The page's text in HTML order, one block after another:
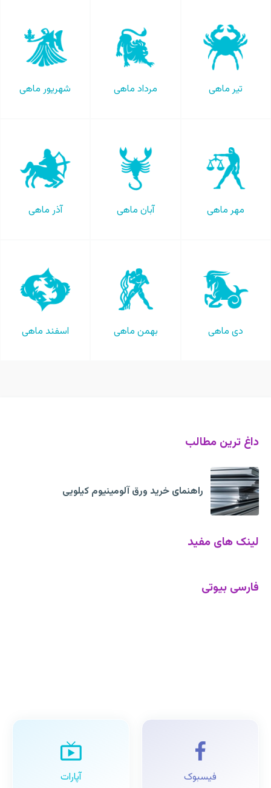
تیر ماهی مرداد ماهی شهریور ماهی
مهر ماهی آبان ماهی آذر ماهی
دی ماهی بهمن ماهی اسفند ماهی
داغ ترین مطالب
راهنمای خرید ورق آلومینیوم کیلویی
لینک های مفید
فارسی بیوتی
فیسبوک آپارات